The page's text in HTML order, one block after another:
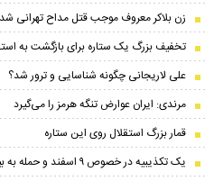
زن بلاکر معروف موجب قتل مداح تهرانی شد
تخفیف بزرگ یک ستاره برای بازگشت به
علی لاریجانی چگونه شناسایی و ترور شد؟
مرندی: ایران عوارض تنگه هرمز را می‌گیرد
قمار بزرگ استقلال روی این ستاره
یک تکذیبیه در خصوص ۹ اسفند و حمله به بیت رهبری